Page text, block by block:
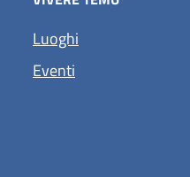
Luoghi
Eventi